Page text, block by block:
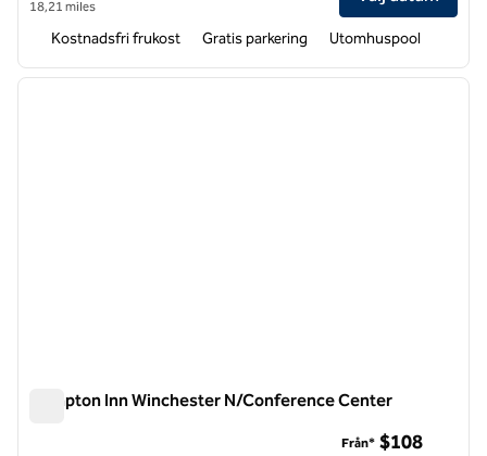
18,21 miles
Kostnadsfri frukost Gratis parkering Utomhuspool
1 av 12
nästa
Hampton Inn Winchester N/Conference Center
Från* $108